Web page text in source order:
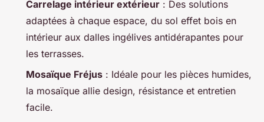
Carrelage intérieur extérieur : Des solutions
adaptées à chaque espace, du sol effet bois en
intérieur aux dalles ingélives antidérapantes pour
les terrasses.
Mosaïque Fréjus : Idéale pour les pièces humides,
la mosaïque allie design, résistance et entretien
facile.